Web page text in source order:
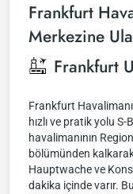
Frankfurt
Merkezine
Frankfurt
Frankfurt
hızlı ve pratik yolu
havalimanının
bölümünden
Hauptwache ve
dakika içinde varır.